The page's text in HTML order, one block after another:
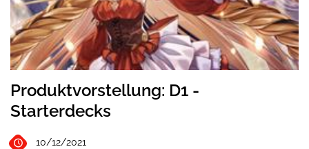
Produktvorstellung: D1 -
Starterdecks
10/12/2021